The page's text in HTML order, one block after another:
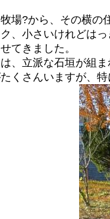
場?から、その横の
、小さいけれどは
てきました。
、立派な石垣が組ま
くさんいますが、